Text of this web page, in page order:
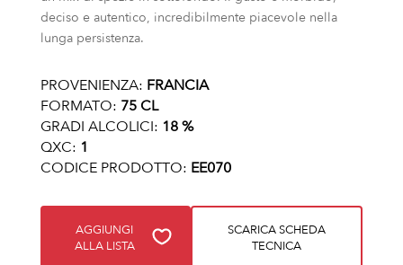
deciso e autentico, incredibilmente piacevole nella
lunga persistenza.
PROVENIENZA: FRANCIA
FORMATO: 75 CL
GRADI ALCOLICI: 18 %
QXC: 1
CODICE PRODOTTO: EE070
AGGIUNGI
ALLA LISTA
SCARICA SCHEDA
TECNICA